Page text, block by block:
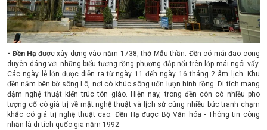
- Đền Hạ được xây dựng vào năm 1738, thờ Mẫu thần. Đền có mái đao cong
duyên dáng với những biểu tượng rồng phượng đắp nổi trên lớp mái ngói vẩy.
Các ngày lễ lớn được diễn ra từ ngày 11 đến ngày 16 tháng 2 âm lịch. Khu
đền nằm bên bờ sông Lô, nơi có khúc sông uốn lượn hình rồng. Di tích mang
đậm nghệ thuật kiến trúc tôn giáo. Hiện nay, trong đền còn có nhiều pho
tượng cổ có giá trị về mặt nghệ thuật và lịch sử cùng nhiều bức tranh chạm
khắc có giá trị nghệ thuật cao. Đền Hạ được Bộ Văn hóa - Thông tin công
nhận là di tích quốc gia năm 1992.